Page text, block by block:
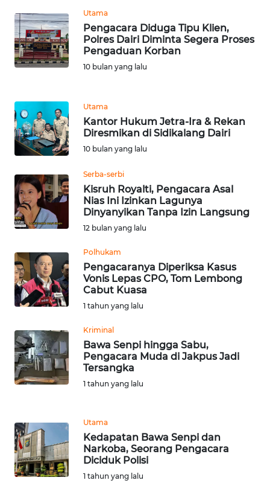
Utama
Pengacara Diduga Tipu Klien,
Polres Dairi Diminta Segera Proses
Pengaduan Korban
10 bulan yang lalu
Utama
Kantor Hukum Jetra-Ira & Rekan
Diresmikan di Sidikalang Dairi
10 bulan yang lalu
Serba-serbi
Kisruh Royalti, Pengacara Asal
Nias Ini Izinkan Lagunya
Dinyanyikan Tanpa Izin Langsung
12 bulan yang lalu
Polhukam
Pengacaranya Diperiksa Kasus
Vonis Lepas CPO, Tom Lembong
Cabut Kuasa
1 tahun yang lalu
Kriminal
Bawa Senpi hingga Sabu,
Pengacara Muda di Jakpus Jadi
Tersangka
1 tahun yang lalu
Utama
Kedapatan Bawa Senpi dan
Narkoba, Seorang Pengacara
Diciduk Polisi
1 tahun yang lalu
WN
SERAMBI
WN
SULTRA
NTB
WN
SULTENG
WN
SULBAR
WN
BABEL
WN
SUMBAR
WN
WN
BENGKULU
WN